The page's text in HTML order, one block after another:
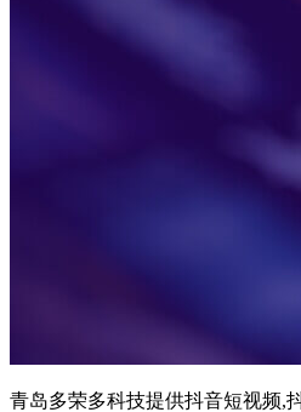
青岛多荣多科技提供抖音短视频,